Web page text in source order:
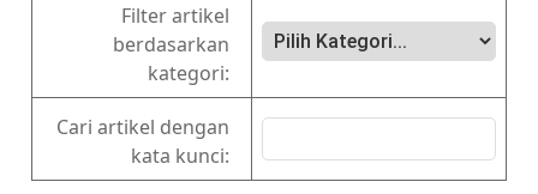
Filter artikel
berdasarkan
kategori:
Cari artikel dengan
kata kunci: